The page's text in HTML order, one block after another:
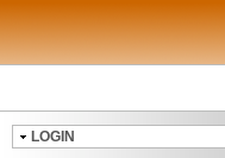
LOGIN